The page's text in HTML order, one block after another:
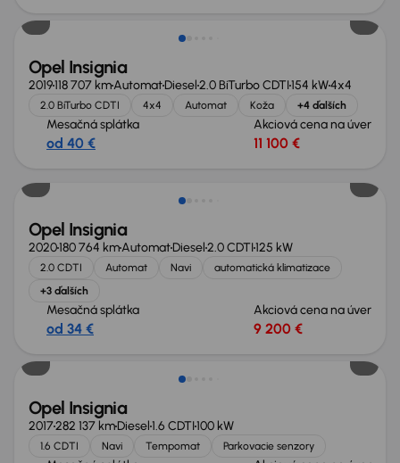
Opel Insignia
2019118 707 kmAutomatDiesel2.0 BiTurbo CDTI154 kW4x4
2.0 BiTurbo CDTI 4x4 Automat Koža +4 ďalších
Mesačná splátka
od 40 €
Akciová cena na úver
11 100 €
Opel Insignia
2020180 764 kmAutomatDiesel2.0 CDTI125 kW
2.0 CDTI Automat Navi
automatická klimatizace
+3 ďalších
Mesačná splátka
od 34 €
Akciová cena na úver
9 200 €
Opel Insignia
2017282 137 kmDiesel1.6 CDTI100 kW
1.6 CDTI Navi Tempomat Parkovacie senzory